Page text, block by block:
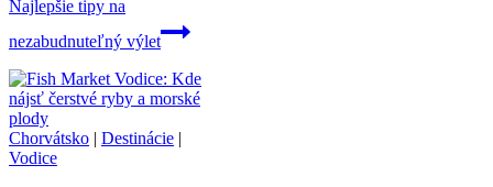
Najlepšie tipy na
nezabudnuteľný výlet
Chorvátsko | Destinácie |
Vodice